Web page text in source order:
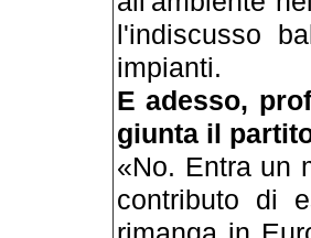
l'indiscusso
impianti.
E adesso,
giunta il
«No. Entra un
contributo di